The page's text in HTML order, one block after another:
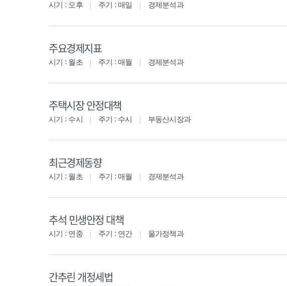
시기 : 오후 주기 : 매일 경제분석과
주요경제지표
시기 : 월초 주기 : 매월 경제분석과
주택시장 안정대책
시기 : 수시 주기 : 수시 부동산시장과
최근경제동향
시기 : 월초 주기 : 매월 경제분석과
추석 민생안정 대책
시기 : 연중 주기 : 연간 물가정책과
간추린 개정세법